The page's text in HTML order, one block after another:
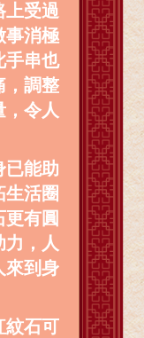
上受過
事消極
手串也
，調整
令人
已能助
生活圈
有圓
，人
來到身
紋石可